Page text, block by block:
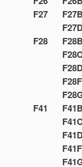
F27 F27B
F28 F28B
F28F
F41 F41B
F41F